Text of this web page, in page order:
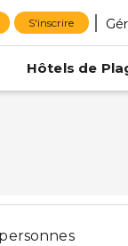
S'inscrire
Hôtels de